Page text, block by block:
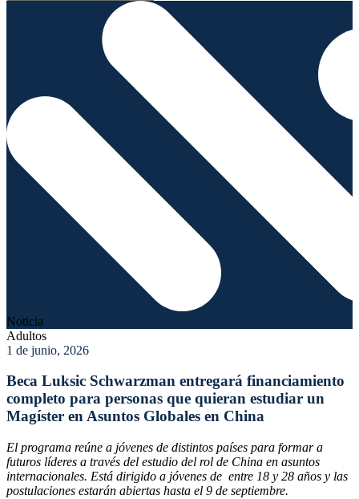
Noticia
Adultos
1 de junio, 2026
Beca Luksic Schwarzman entregará financiamiento
completo para personas que quieran estudiar un
Magíster en Asuntos Globales en China
El programa reúne a jóvenes de distintos países para formar a
futuros líderes a través del estudio del rol de China en asuntos
internacionales. Está dirigido a jóvenes de entre 18 y 28 años y las
postulaciones estarán abiertas hasta el 9 de septiembre.